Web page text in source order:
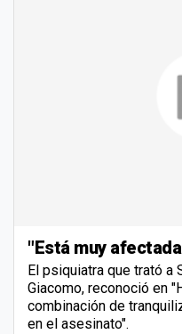
"Está muy
El psiquiatra que trató a
Giacomo, reconoció en
combinación de
en el asesinato".